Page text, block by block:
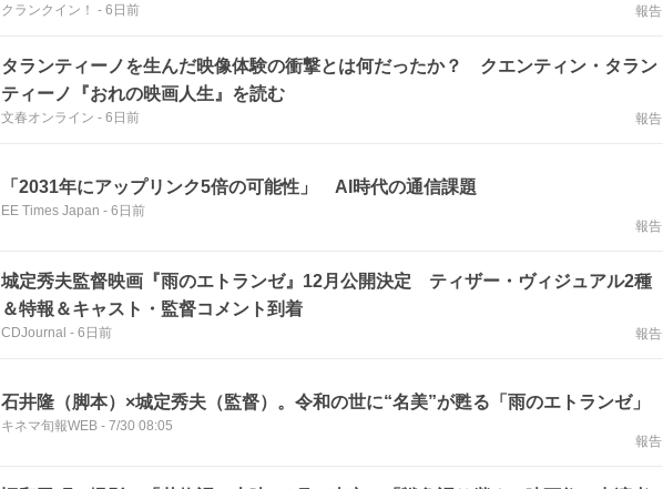
クランクイン！ - 6日前 報告
タランティーノを生んだ映像体験の衝撃とは何だったか？ クエンティン・タラン
ティーノ『おれの映画人生』を読む
文春オンライン - 6日前 報告
「2031年にアップリンク5倍の可能性」 AI時代の通信課題
EE Times Japan - 6日前
報告
城定秀夫監督映画『雨のエトランゼ』12月公開決定 ティザー・ヴィジュアル2種
＆特報＆キャスト・監督コメント到着
CDJournal - 6日前 報告
石井隆（脚本）×城定秀夫（監督）。令和の世に“名美”が甦る「雨のエトランゼ」
キネマ旬報WEB - 7/30 08:05
報告